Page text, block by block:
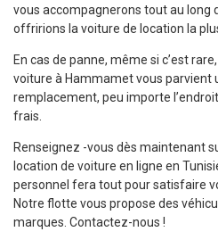
vous accompagnerons tout au long
offririons la voiture de location la
En cas de panne, même si c’est
voiture à Hammamet vous parvient
remplacement, peu importe
frais.
Renseignez -vous dès maintenant
location de voiture en ligne en
personnel fera tout pour satisfaire
Notre flotte vous propose des
marques. Contactez-nous !